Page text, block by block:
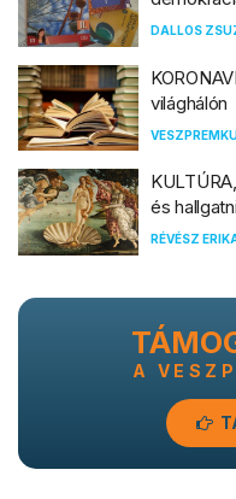
DALLOS
világhálón
és
RÉVÉSZ
A